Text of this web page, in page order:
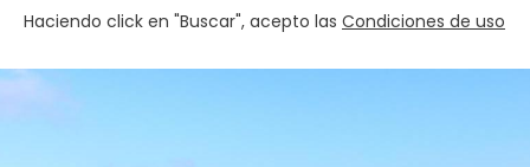
Haciendo click en "Buscar", acepto las Condiciones de uso